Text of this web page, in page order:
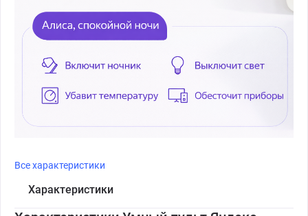
Все характеристики
Характеристики